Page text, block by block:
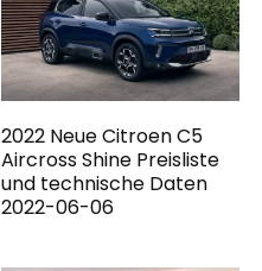
2022 Neue Citroen C5
Aircross Shine Preisliste
und technische Daten
2022-06-06